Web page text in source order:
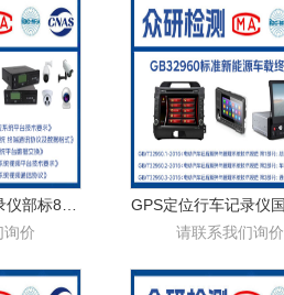
询价
请联系我们询价